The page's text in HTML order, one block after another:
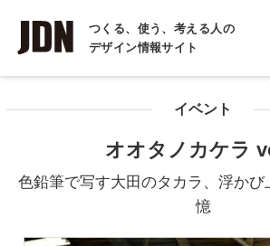
つくる、使う、考える人の
デザイン情報サイト
INTERVIEW
インタビュー
COLUMN
イベント
オオタノカケラ
色鉛筆で写す大田のタカラ、浮か
憶